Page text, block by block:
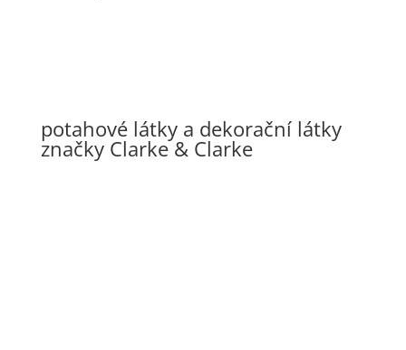
potahové látky a dekorační látky
značky Clarke & Clarke